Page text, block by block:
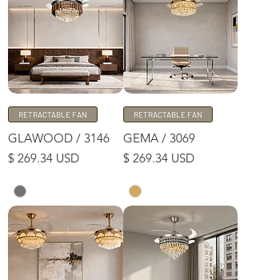
RETRACTABLE FAN
GLAWOOD / 3146
Price
$ 269.34 USD
RETRACTABLE FAN
GEMA / 3069
Price
$ 269.34 USD